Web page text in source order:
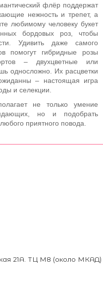
флёр поддержат
нежность и трепет, а
любимому человеку букет
бордовых роз, чтобы
Удивить даже самого
помогут гибридные розы
– двухцветные или
односложно. Их расцветки
– настоящая игра
и селекции.
не только умение
но и подобрать
приятного повода.
21А. ТЦ М8 (около МКАД)